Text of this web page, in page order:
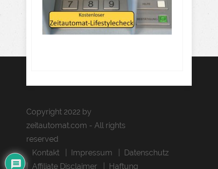
Copyright 2022 by
zeitautomat.com - All rights
reserved
Kontakt
Impressum
Datenschutz
Affiliate Disclaimer
Haftung